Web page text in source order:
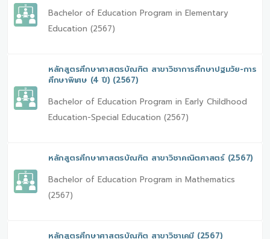
Bachelor of Education Program in Elementary
Education (2567)
หลักสูตรศึกษาศาสตรบัณฑิต สาขาวิชาการศึกษาปฐมวัย-การ
ศึกษาพิเศษ (4 ปี) (2567)
Bachelor of Education Program in Early Childhood
Education-Special Education (2567)
หลักสูตรศึกษาศาสตรบัณฑิต สาขาวิชาคณิตศาสตร์ (2567)
Bachelor of Education Program in Mathematics
(2567)
หลักสูตรศึกษาศาสตรบัณฑิต สาขาวิชาเคมี (2567)